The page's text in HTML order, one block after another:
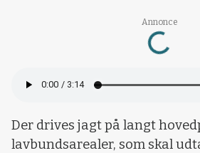
Annonce
Loading...
Der drives jagt på langt
lavbundsarealer, som skal